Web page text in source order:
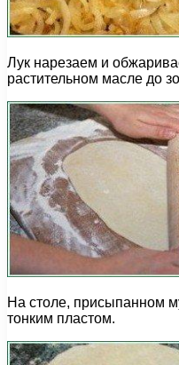
Лук нарезаем и
растительном масле до
На столе, присыпанном
тонким пластом.